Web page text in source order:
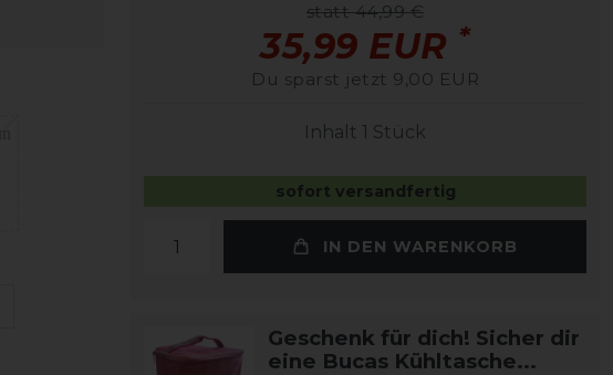
statt 44,99 €
35,99 EUR *
Du sparst jetzt 9,00 EUR
Inhalt 1 Stück
sofort versandfertig
IN DEN WARENKORB
Geschenk für dich! Sicher dir
eine Bucas Kühltasche...